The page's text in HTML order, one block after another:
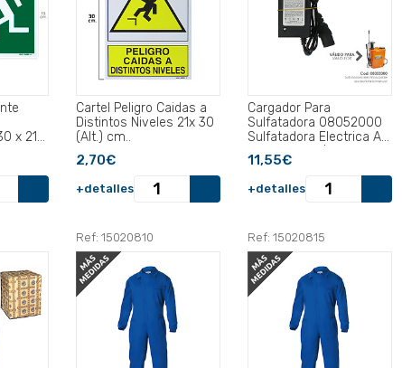
x 21
Cartel Peligro Caidas a
Distintos Niveles 21x 30
(Alt.) cm..
2,70€
+detalles
Cargador Para
Sulfatadora 08052000
Sulfatadora Electrica A
Bateria 12 V / 8
Amperios.
11,55€
+detalles
Ref: 15020810 Ref: 15020815